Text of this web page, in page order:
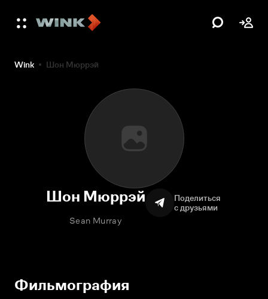
Wink Шон Мюррэй
Шон Мюррэй
Sean Murray
Поделиться
с друзьями
Фильмография